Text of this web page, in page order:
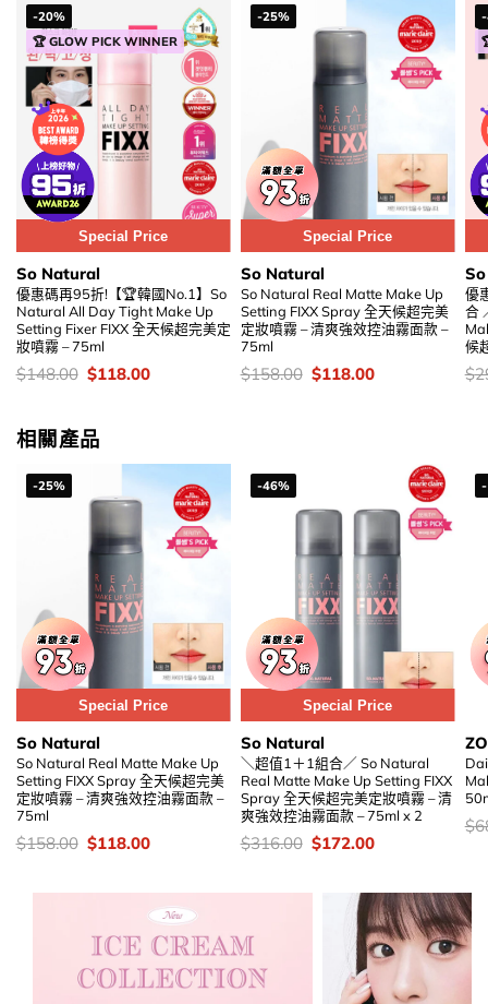
-20%
🏆 GLOW PICK WINNER
Special Price
So Natural
優惠碼再95折!【🏆韓國No.1】So
Natural All Day Tight Make Up
Setting Fixer FIXX 全天候超完美定
妝噴霧 – 75ml
價
$148.00 Original
$118.00Current
-25%
Special Price
So Natural
So Natural Real Matte Make Up
Setting FIXX Spray 全天候超完美
定妝噴霧 – 清爽強效控油霧面款 –
75ml
價
$158.00 Original
$118.00Current
優
合
候
價
$
相關產品
-25%
Special Price
So Natural
So Natural Real Matte Make Up
Setting FIXX Spray 全天候超完美
定妝噴霧 – 清爽強效控油霧面款 –
75ml
價
$158.00 Original
$158.00.
$118.00Current
$118.00.
-46%
Special Price
So Natural
＼超值1＋1組合／ So Natural
Real Matte Make Up Setting FIXX
Spray 全天候超完美定妝噴霧 – 清
爽強效控油霧面款 – 75ml x 2
價
$316.00 Original
$316.00.
$172.00Current
$172.00.
價
$